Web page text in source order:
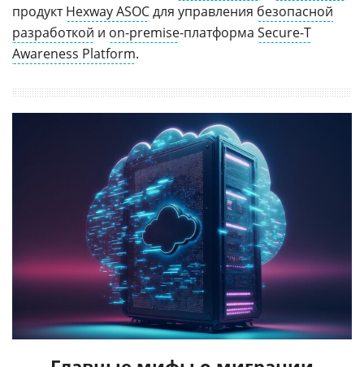
продуктHexway ASOCдля управления безопасной
разработкой и on-premise-платформа Secure-T
Awareness Platform.